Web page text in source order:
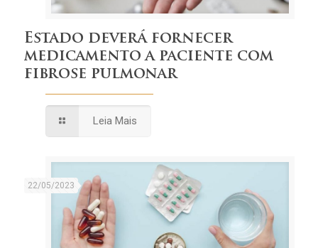
Estado deverá fornecer
medicamento a paciente com
fibrose pulmonar
Leia Mais
22/05/2023